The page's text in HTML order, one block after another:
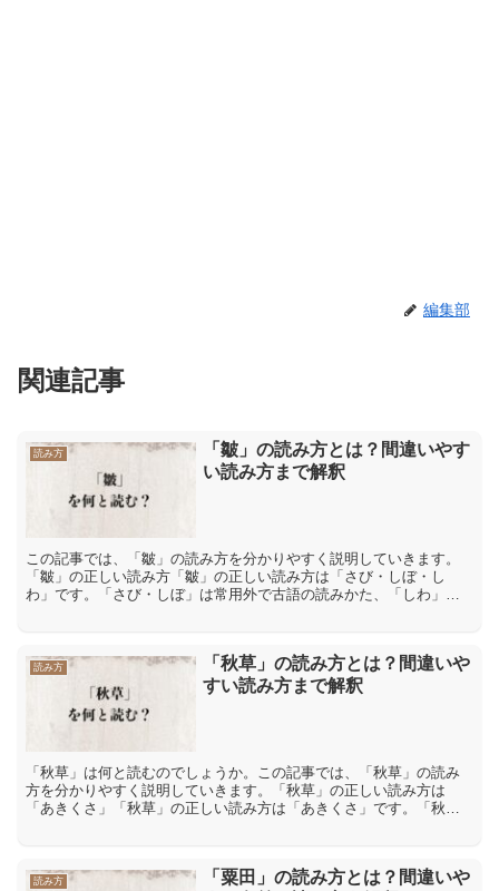
編集部
関連記事
読み方
「皺」の読み方とは？間違いやす
い読み方まで解釈
この記事では、「皺」の読み方を分かりやすく説明していきます。
「皺」の正しい読み方「皺」の正しい読み方は「さび・しぼ・し
わ」です。「さび・しぼ」は常用外で古語の読みかた、「しわ」は
読み方
「秋草」の読み方とは？間違いや
すい読み方まで解釈
「秋草」は何と読むのでしょうか。この記事では、「秋草」の読み
方を分かりやすく説明していきます。「秋草」の正しい読み方は
「あきくさ」「秋草」の正しい読み方は「あきくさ」です。「秋」
読み方
「粟田」の読み方とは？間違いや